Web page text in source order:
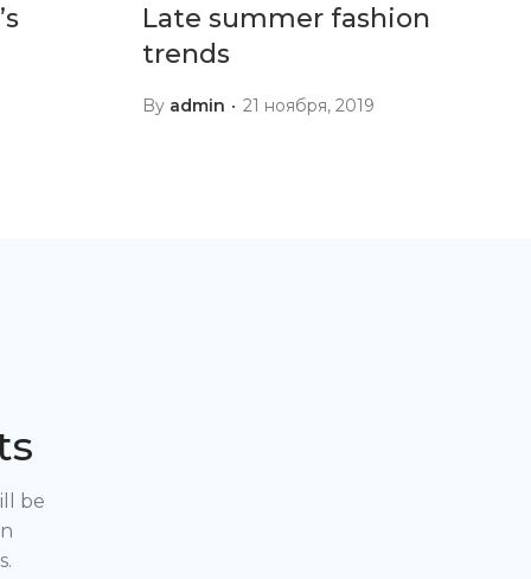
Late summer fashion
trends
By admin 21 ноября, 2019
be